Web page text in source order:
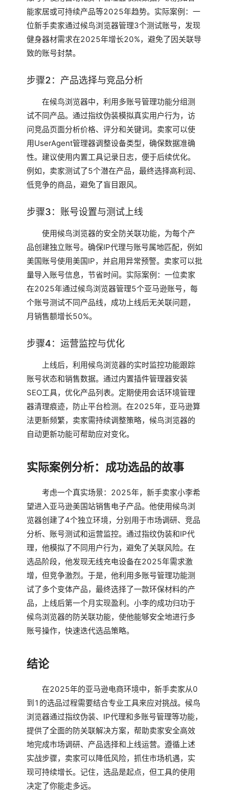
能家居或可持续产品等2025年趋势。实际案例：一
位新手卖家通过候鸟浏览器管理3个测试账号，发现
健身器材需求在2025年增长20%，避免了因关联导
致的账号封禁。
步骤2：产品选择与竞品分析
在候鸟浏览器中，利用多账号管理功能分组测
试不同产品。通过指纹伪装模拟真实用户行为，访
问竞品页面分析价格、评分和关键词。卖家可以使
用UserAgent管理器调整设备类型，确保数据准确
性。建议使用内置工具记录日志，便于后续优化。
例如，卖家测试了5个潜在产品，最终选择高利润、
低竞争的商品，避免了盲目跟风。
步骤3：账号设置与测试上线
使用候鸟浏览器的安全防关联功能，为每个产
品创建独立账号。确保IP代理与账号属地匹配，例如
美国账号使用美国IP，并启用异常预警。卖家可以批
量导入账号信息，节省时间。实际案例：一位卖家
在2025年通过候鸟浏览器管理5个亚马逊账号，每
个账号测试不同产品线，成功上线后无关联问题，
月销售额增长50%。
步骤4：运营监控与优化
上线后，利用候鸟浏览器的实时监控功能跟踪
账号状态和销售数据。通过内置插件管理器安装
SEO工具，优化产品列表。定期使用会话环境管理
器清理痕迹，防止平台检测。在2025年，亚马逊算
法更新频繁，卖家需持续调整策略，候鸟浏览器的
自动更新功能可帮助应对变化。
实际案例分析：成功选品的故事
考虑一个真实场景：2025年，新手卖家小李希
望进入亚马逊美国站销售电子产品。他使用候鸟浏
览器创建了4个独立环境，分别用于市场调研、竞品
分析、账号测试和运营监控。通过指纹伪装和IP代
理，他模拟了不同用户行为，避免了关联风险。在
选品阶段，他发现无线充电设备在2025年需求激
增，但竞争激烈。于是，他利用多账号管理功能测
试了多个变体产品，最终选择了一款环保材料的产
品，上线后第一个月实现盈利。小李的成功归功于
候鸟浏览器的防关联功能，使他能够安全地进行多
账号操作，快速迭代选品策略。
结论
在2025年的亚马逊电商环境中，新手卖家从0
到1的选品过程需要结合专业工具来应对挑战。候鸟
浏览器通过指纹伪装、IP代理和多账号管理等功能，
提供了全面的防关联解决方案，帮助卖家安全高效
地完成市场调研、产品选择和上线运营。遵循上述
实战步骤，卖家可以降低风险，抓住市场机遇，实
现可持续增长。记住，选品是起点，但工具的使用
决定了你能走多远。